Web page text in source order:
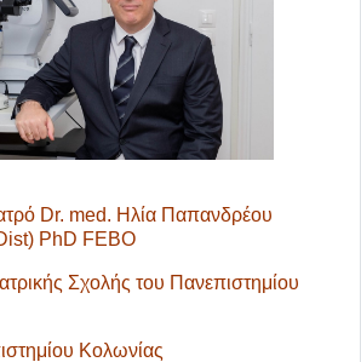
Dr. med. Ηλία Παπανδρέου
PhD FEBO
Σχολής του Πανεπιστημίου
Κολωνίας